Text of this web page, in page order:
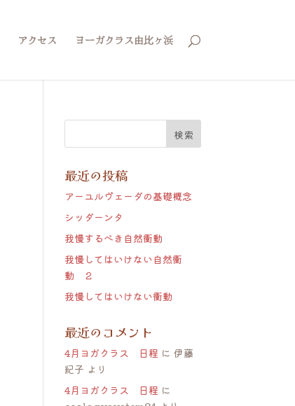
アクセス ヨーガクラス由比ヶ浜
最近の投稿
アーユルヴェーダの基礎概念
シッダーンタ
我慢するべき自然衝動
我慢してはいけない自然衝
動 ２
我慢してはいけない衝動
最近のコメント
4月ヨガクラス 日程 に伊藤
紀子 より
4月ヨガクラス 日程 に